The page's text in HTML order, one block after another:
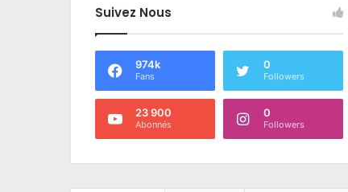
Suivez Nous
974k
Fans
0
Followers
23 900
Abonnés
0
Followers